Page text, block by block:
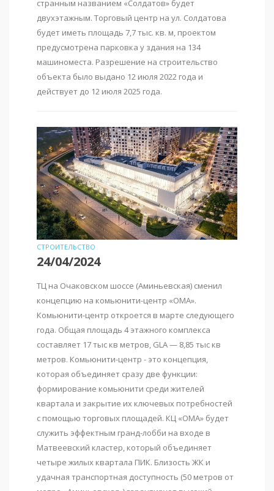
странным названием «Солдатов» будет
двухэтажным. Торговый центр на ул. Солдатова
будет иметь площадь 7,7 тыс. кв. м, проектом
предусмотрена парковка у здания на 134
машиноместа. Разрешение на строительство
объекта было выдано 12 июля 2022 года и
действует до 12 июля 2025 года.
СТРОИТЕЛЬСТВО
24/04/2024
ТЦ на Очаковском шоссе (Аминьевская) сменил
концепцию на комьюнити-центр «ОМА».
Комьюнити-центр откроется в марте следующего
года. Общая площадь 4 этажного комплекса
составляет 17 тыс кв метров, GLA — 8,85 тыс кв
метров. Комьюнити-центр - это концепция,
которая объединяет сразу две функции:
формирование комьюнити среди жителей
квартала и закрытие их ключевых потребностей
с помощью торговых площадей. КЦ «ОМА» будет
служить эффектным гранд-лобби на входе в
Матвеевский кластер, который объединяет
четыре жилых квартала ПИК. Близость ЖК и
удачная транспортная доступность (50 метров от